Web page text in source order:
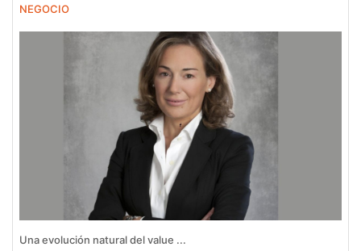
NEGOCIO
Una evolución natural del value ...